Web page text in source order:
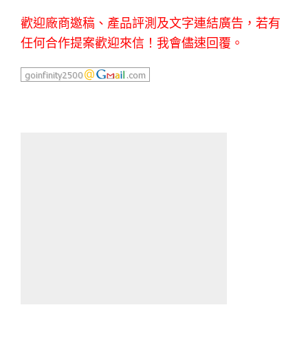
歡迎廠商邀稿、產品評測及文字連結廣告，若有
任何合作提案歡迎來信！我會儘速回覆。